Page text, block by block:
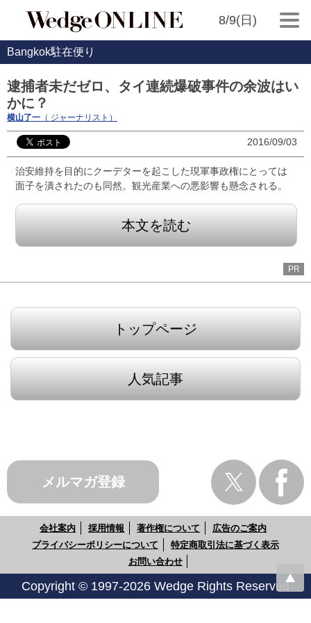
8/9(日)
Bangkok駐在便り
逮捕者未だゼロ、タイ連続爆破事件の余波はい
かに？
横山了一 （ ジャーナリスト）
2016/09/03
治安維持を目的にクーデターを起こした現軍事政権にとっては
面子を潰されたのも同然。観光産業への悪影響も懸念される。
本文を読む
PR
トップページ
人気記事
メルマガ登録
会社案内 採用情報 著作権について
広告のご案内
プライバシーポリシーについて
特定商取引法に基づく表示
お問い合わせ
Copyright © 1997-2026 Wedge Rights Reserved